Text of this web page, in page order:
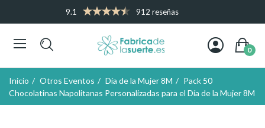
9.1 912 reseñas
0
Inicio Otros Eventos Día de la Mujer 8M
Pack 50
Chocolatinas Napolitanas Personalizadas para el Día de la Mujer 8M